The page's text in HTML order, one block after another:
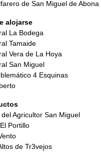
de San Miguel de Abona
alojarse
La Bodega
Tamaide
Vera de La Hoya
San Miguel
4 Esquinas
Agricultor San Miguel
Portillo
de Tr3vejos